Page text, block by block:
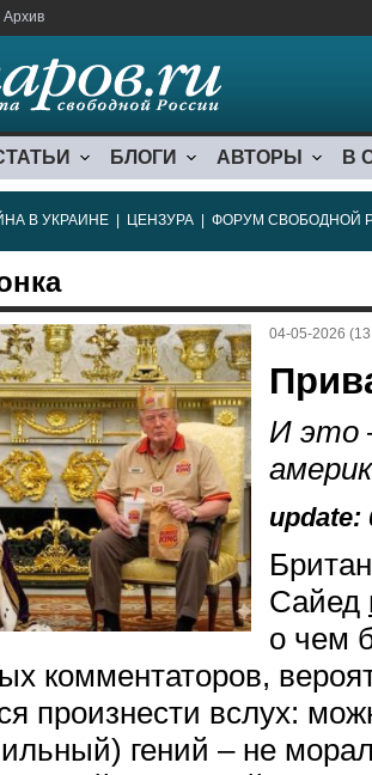
Архив
БЛОГИ АВТОРЫ В
В УКРАИНЕ ЦЕНЗУРА ФОРУМ СВОБОДНОЙ
04-05-2026
И это
update:
Сайед
о чем
комментаторов,
произнести вслух:
гений – не